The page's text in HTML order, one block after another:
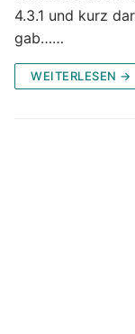
4.3.1 und kurz
gab……
WEITERLESEN →